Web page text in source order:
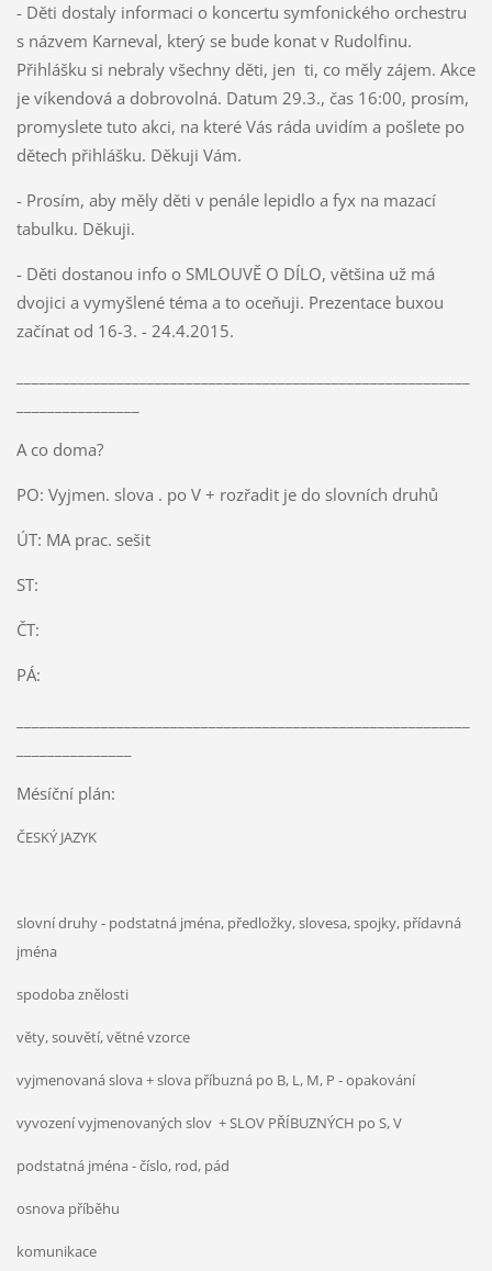
- Děti dostaly informaci o koncertu symfonického orchestru
s názvem Karneval, který se bude konat v Rudolfinu.
Přihlášku si nebraly všechny děti, jen ti, co měly zájem. Akce
je víkendová a dobrovolná. Datum 29.3., čas 16:00, prosím,
promyslete tuto akci, na které Vás ráda uvidím a pošlete po
dětech přihlášku. Děkuji Vám.
- Prosím, aby měly děti v penále lepidlo a fyx na mazací
tabulku. Děkuji.
- Děti dostanou info o SMLOUVĚ O DÍLO, většina už má
dvojici a vymyšlené téma a to oceňuji. Prezentace buxou
začínat od 16-3. - 24.4.2015.
A co doma?
PO: Vyjmen. slova . po V + rozřadit je do slovních druhů
ÚT: MA prac. sešit
ST:
ČT:
PÁ:
Mésíční plán:
ČESKÝ JAZYK
slovní druhy - podstatná jména, předložky, slovesa, spojky, přídavná
jména
spodoba znělosti
věty, souvětí, větné vzorce
vyjmenovaná slova + slova příbuzná po B, L, M, P - opakování
vyvození vyjmenovaných slov + SLOV PŘÍBUZNÝCH po S, V
podstatná jména - číslo, rod, pád
osnova příběhu
komunikace